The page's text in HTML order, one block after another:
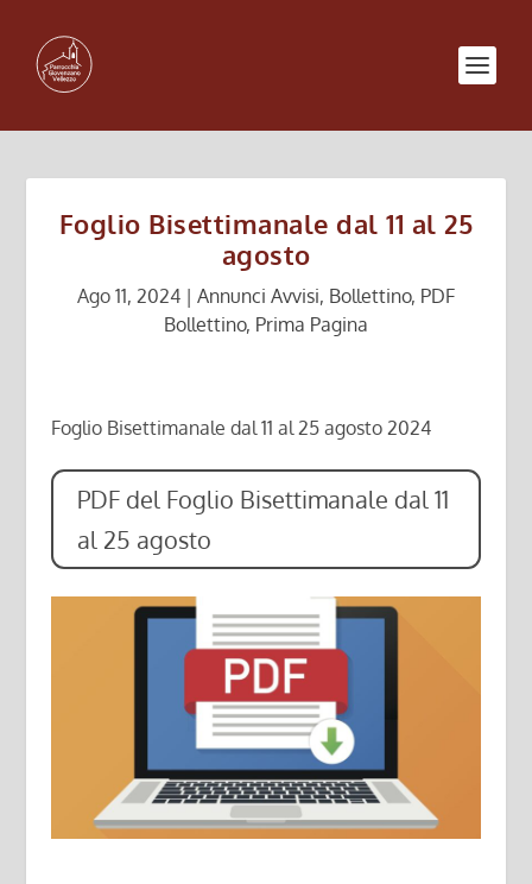
Foglio Bisettimanale dal 11 al 25
agosto
Ago 11, 2024 | Annunci Avvisi, Bollettino, PDF
Bollettino, Prima Pagina
Foglio Bisettimanale dal 11 al 25 agosto 2024
PDF del Foglio Bisettimanale dal 11
al 25 agosto